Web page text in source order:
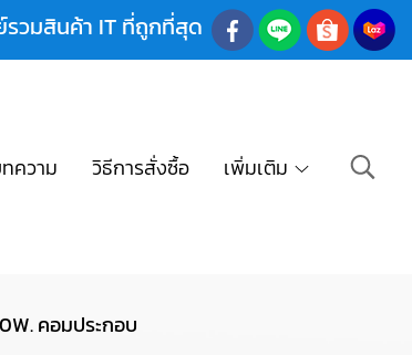
วมสินค้า IT ที่ถูกที่สุด
ความ วิธีการสั่งซื้อ เพิ่มเติม
คอมประกอบ